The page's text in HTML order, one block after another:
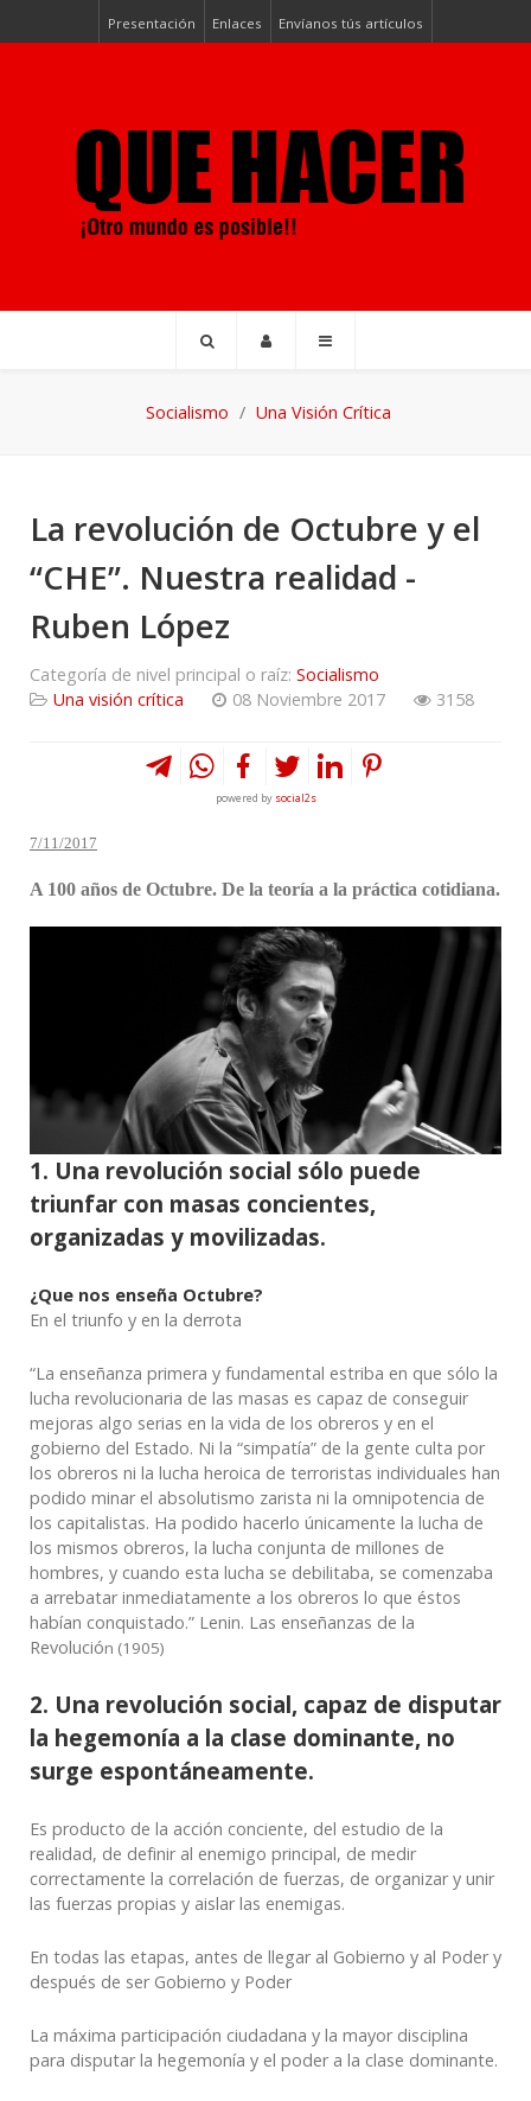
Presentación Enlaces Envíanos tús artículos
Socialismo Una Visión Crítica
La revolución de Octubre y el
“CHE”. Nuestra realidad -
Ruben López
Categoría de nivel principal o raíz: Socialismo
Una visión crítica
08 Noviembre 2017 3158
powered by social2s
7/11/2017
A 100 años de Octubre. De la teoría a la práctica cotidiana.
1. Una revolución social sólo puede
triunfar con masas concientes,
organizadas y movilizadas.
¿Que nos enseña Octubre?
En el triunfo y en la derrota
“La enseñanza primera y fundamental estriba en que sólo la
lucha revolucionaria de las masas es capaz de conseguir
mejoras algo serias en la vida de los obreros y en el
gobierno del Estado. Ni la “simpatía” de la gente culta por
los obreros ni la lucha heroica de terroristas individuales han
podido minar el absolutismo zarista ni la omnipotencia de
los capitalistas. Ha podido hacerlo únicamente la lucha de
los mismos obreros, la lucha conjunta de millones de
hombres, y cuando esta lucha se debilitaba, se comenzaba
a arrebatar inmediatamente a los obreros lo que éstos
habían conquistado.” Lenin. Las enseñanzas de la
Revolución (1905)
2. Una revolución social, capaz de disputar
la hegemonía a la clase dominante, no
surge espontáneamente.
Es producto de la acción conciente, del estudio de la
realidad, de definir al enemigo principal, de medir
correctamente la correlación de fuerzas, de organizar y unir
las fuerzas propias y aislar las enemigas.
En todas las etapas, antes de llegar al Gobierno y al Poder y
después de ser Gobierno y Poder
La máxima participación ciudadana y la mayor disciplina
para disputar la hegemonía y el poder a la clase dominante.